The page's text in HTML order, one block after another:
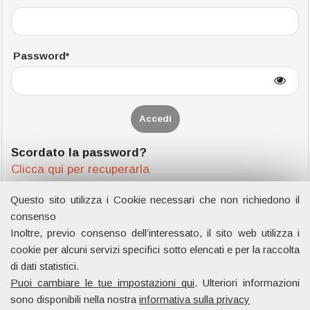
Questo sito utilizza i Cookie necessari che non richiedono il
consenso
Inoltre, previo consenso dell’interessato, il sito web utilizza i
cookie per alcuni servizi specifici sotto elencati e per la raccolta
di dati statistici.
Puoi cambiare le tue impostazioni qui. Ulteriori informazioni
sono disponibili nella nostra informativa sulla privacy
Password*
Scordato la password?
Clicca qui per recuperarla
Dipartimento di Management e Diritto
Università degli studi di Roma Tor Vergata
Via Columbia, 2
00133 Rome (Italy)